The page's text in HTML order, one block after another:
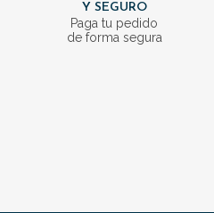
Y SEGURO
Paga tu pedido
de forma segura